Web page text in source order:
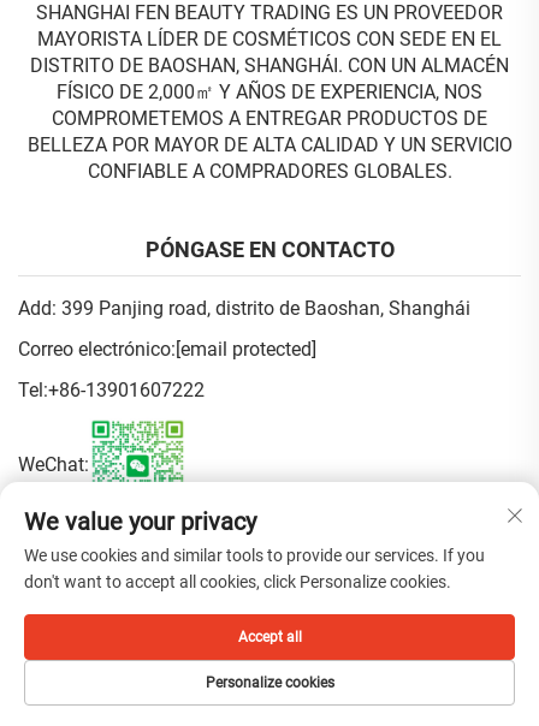
SHANGHAI FEN BEAUTY TRADING ES UN PROVEEDOR
MAYORISTA LÍDER DE COSMÉTICOS CON SEDE EN EL
DISTRITO DE BAOSHAN, SHANGHÁI. CON UN ALMACÉN
FÍSICO DE 2,000㎡ Y AÑOS DE EXPERIENCIA, NOS
COMPROMETEMOS A ENTREGAR PRODUCTOS DE
BELLEZA POR MAYOR DE ALTA CALIDAD Y UN SERVICIO
CONFIABLE A COMPRADORES GLOBALES.
PÓNGASE EN CONTACTO
Add: 399 Panjing road, distrito de Baoshan, Shanghái
Correo electrónico:[email protected]
Tel:+86-13901607222
WeChat:
Política de privacidad
Derechos de autor © 2026 China Shanghai Fen Beauty Trading Co.,
Ltd. Todos los derechos reservados.
We value your privacy
We use cookies and similar tools to provide our services. If you
don't want to accept all cookies, click Personalize cookies.
Personalize cookies
Accept all